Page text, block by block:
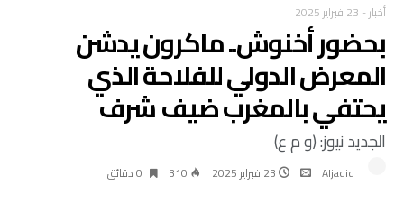
أخبار- 23 فبراير 2025
بحضور أخنوش.. ماكرون يدشن
المعرض الدولي للفلاحة الذي
يحتفي بالمغرب ضيف شرف
الجديد نيوز: (و م ع)
Aljadid 23 فبراير 2025 310 0 ‫دقائق‬